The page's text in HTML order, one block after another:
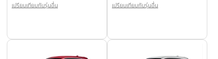
เปรียบเทียบกับรุ่นอื่น เปรียบเทียบกับรุ่นอื่น